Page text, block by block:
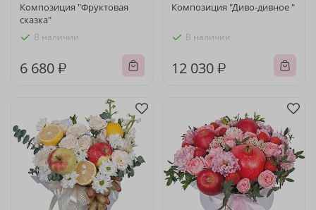
Композиция "Фруктовая
сказка"
В наличии
6 680 ₽
Композиция "Диво-дивное "
В наличии
12 030 ₽